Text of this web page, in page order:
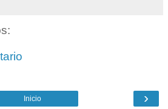
›
Inicio